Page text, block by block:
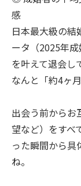
感
日本最大級の
ータ（2025年成
を叶えて退会し
なんと「約4ヶ
出会う前からお
望など）をすべ
った瞬間から具
ね。